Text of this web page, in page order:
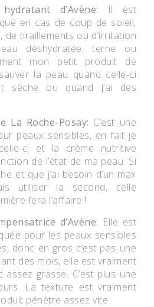
d’Avène:
Il est
en cas de coup de soleil,
de tiraillements ou d’irritation
déshydratée, terne ou
mon petit produit de
la peau quand celle-ci
sèche ou quand j’ai des
La Roche-Posay: C’est une
peaux sensibles, en fait je
ci et la crème nutritive
de l’état de ma peau. Si
et que j’ai besoin d’un max
utiliser la second, celle
fera l’affaire !
d’Avène: Elle est
pour les peaux sensibles
donc en gros c’est pas une
des mois, elle est vraiment
grasse. C’est plus une
La texture est vraiment
pénètre assez vite.